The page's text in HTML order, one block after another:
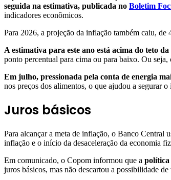
seguida na estimativa, publicada no Boletim
indicadores econômicos.
Para 2026, a projeção da inflação também caiu,
A estimativa para este ano está acima do teto
ponto percentual para cima ou para baixo. Ou
Em julho, pressionada pela conta de energia
nos preços dos alimentos, o que ajudou a segurar
Juros básicos
Para alcançar a meta de inflação, o Banco
inflação e o início da desaceleração da economia
Em comunicado, o Copom informou que a política
juros básicos, mas não descartou a possibilidade